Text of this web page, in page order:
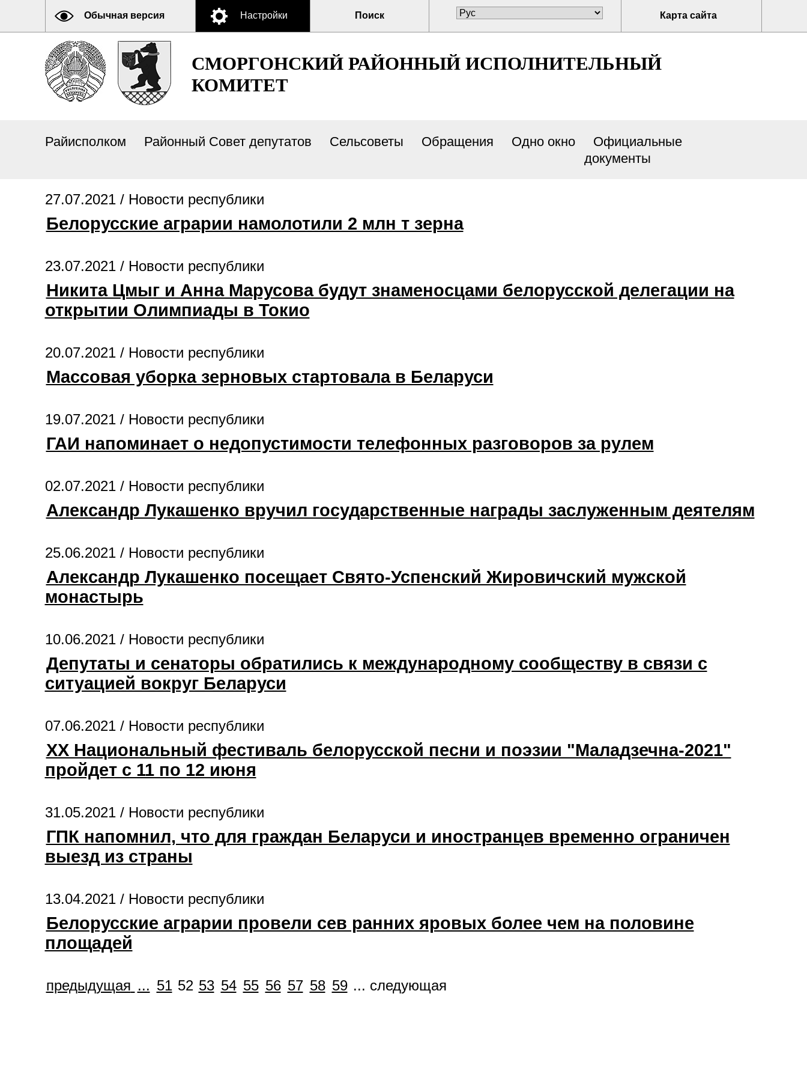
Обычная версия Настройки Поиск Карта сайта
СМОРГОНСКИЙ РАЙОННЫЙ ИСПОЛНИТЕЛЬНЫЙ
КОМИТЕТ
Райисполком Районный Совет депутатов Сельсоветы Обращения Одно окно
Официальные
документы
27.07.2021 / Новости республики
Белорусские аграрии намолотили 2 млн т зерна
23.07.2021 / Новости республики
Никита Цмыг и Анна Марусова будут знаменосцами белорусской делегации на
открытии Олимпиады в Токио
20.07.2021 / Новости республики
Массовая уборка зерновых стартовала в Беларуси
19.07.2021 / Новости республики
ГАИ напоминает о недопустимости телефонных разговоров за рулем
02.07.2021 / Новости республики
Александр Лукашенко вручил государственные награды заслуженным деятелям
25.06.2021 / Новости республики
Александр Лукашенко посещает Свято-Успенский Жировичский мужской
монастырь
10.06.2021 / Новости республики
Депутаты и сенаторы обратились к международному сообществу в связи с
ситуацией вокруг Беларуси
07.06.2021 / Новости республики
XX Национальный фестиваль белорусской песни и поэзии "Маладзечна-2021"
пройдет с 11 по 12 июня
31.05.2021 / Новости республики
ГПК напомнил, что для граждан Беларуси и иностранцев временно ограничен
выезд из страны
13.04.2021 / Новости республики
Белорусские аграрии провели сев ранних яровых более чем на половине
площадей
предыдущая ... 51 52 53 54 55 56 57 58 59 ... следующая